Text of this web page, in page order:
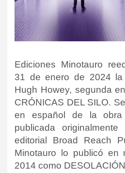
Ediciones Minotauro
31 de enero de 2024
Hugh Howey, segunda
CRÓNICAS DEL SILO.
en español de la
publicada
editorial Broad Reach
Minotauro lo publicó en
2014 como